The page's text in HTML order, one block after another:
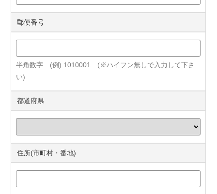
郵便番号
半角数字 (例) 1010001 (※ハイフン無しで入力して下さ
い)
都道府県
住所(市町村・番地)